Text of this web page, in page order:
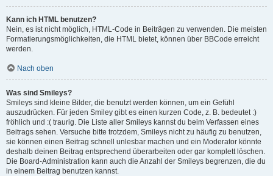
Kann ich HTML benutzen?
Nein, es ist nicht möglich, HTML-Code in Beiträgen zu verwenden. Die meisten
Formatierungsmöglichkeiten, die HTML bietet, können über BBCode erreicht
werden.
Nach oben
Was sind Smileys?
Smileys sind kleine Bilder, die benutzt werden können, um ein Gefühl
auszudrücken. Für jeden Smiley gibt es einen kurzen Code, z. B. bedeutet :)
fröhlich und :( traurig. Die Liste aller Smileys kannst du beim Verfassen eines
Beitrags sehen. Versuche bitte trotzdem, Smileys nicht zu häufig zu benutzen,
sie können einen Beitrag schnell unlesbar machen und ein Moderator könnte
deshalb deinen Beitrag entsprechend überarbeiten oder gar komplett löschen.
Die Board-Administration kann auch die Anzahl der Smileys begrenzen, die du
in einem Beitrag benutzen kannst.